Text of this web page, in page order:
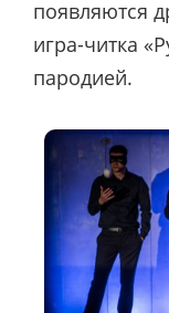
появляются
игра-читка
пародией.